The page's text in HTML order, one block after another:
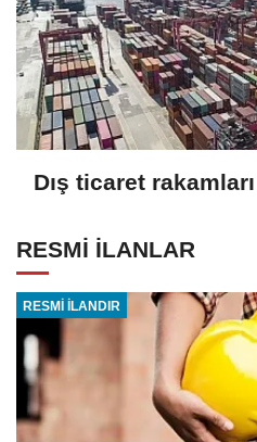
Dış ticaret
RESMİ İLANLAR
RESMİ İLANDIR